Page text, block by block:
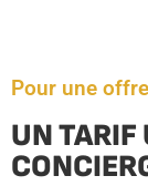
Pour une
UN TARIF